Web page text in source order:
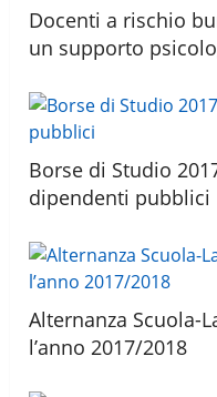
Docenti a rischio
un supporto
Borse di Studio
dipendenti pubblici
Alternanza Scuola-
l’anno 2017/2018